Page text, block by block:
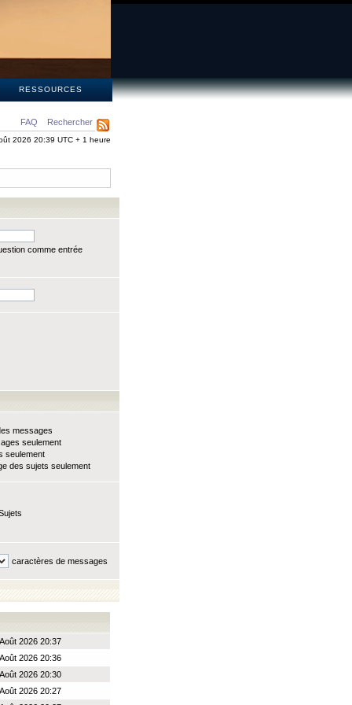
RESSOURCES
FAQ Rechercher
2026 20:39 UTC + 1 heure
comme entrée
messages
seulement
seulement
des sujets seulement
caractères de messages
2026 20:37
2026 20:36
2026 20:30
2026 20:27